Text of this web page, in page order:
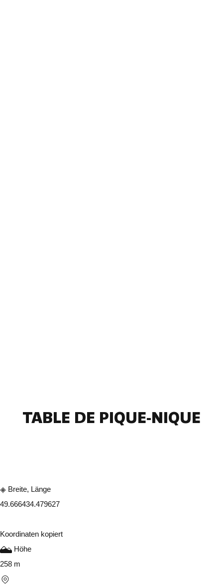
TABLE DE PIQUE-NIQUE
Breite, Länge
49.666434.479627
Koordinaten kopiert
Höhe
258 m